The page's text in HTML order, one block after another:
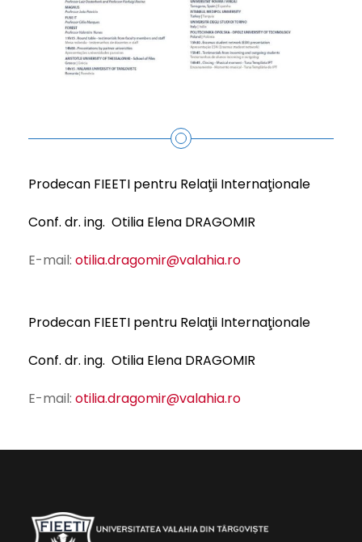
Prodecan FIEETI pentru Relaţii Internaţionale
Conf. dr. ing. Otilia Elena DRAGOMIR
E-mail: otilia.dragomir@valahia.ro
Prodecan FIEETI pentru Relaţii Internaţionale
Conf. dr. ing. Otilia Elena DRAGOMIR
E-mail: otilia.dragomir@valahia.ro